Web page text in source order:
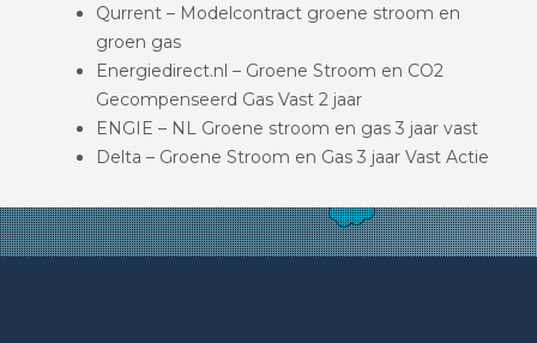
Qurrent – Modelcontract groene stroom en
groen gas
Energiedirect.nl – Groene Stroom en CO2
Gecompenseerd Gas Vast 2 jaar
ENGIE – NL Groene stroom en gas 3 jaar vast
Delta – Groene Stroom en Gas 3 jaar Vast Actie